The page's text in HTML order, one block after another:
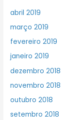
abril 2019
março 2019
fevereiro 2019
janeiro 2019
dezembro 2018
novembro 2018
outubro 2018
setembro 2018